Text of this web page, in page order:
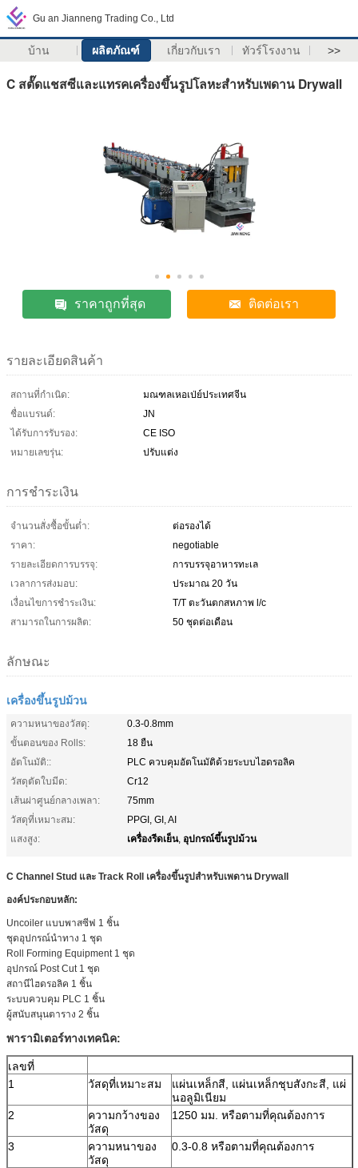
Gu an Jianneng Trading Co., Ltd
บ้าน ผลิตภัณฑ์ เกี่ยวกับเรา ทัวร์โรงงาน >>
C สตั๊ดแชสซีและแทรคเครื่องขึ้นรูปโลหะสำหรับเพดาน Drywall
ราคาถูกที่สุด ติดต่อเรา
รายละเอียดสินค้า
สถานที่กำเนิด:
มณฑลเหอเป่ย์ประเทศจีน
ชื่อแบรนด์:
JN
ได้รับการรับรอง:
CE ISO
หมายเลขรุ่น:
ปรับแต่ง
การชำระเงิน
จำนวนสั่งซื้อขั้นต่ำ:
ต่อรองได้
ราคา:
negotiable
รายละเอียดการบรรจุ:
การบรรจุอาหารทะเล
เวลาการส่งมอบ:
ประมาณ 20 วัน
เงื่อนไขการชำระเงิน:
T/T ตะวันตกสหภาพ l/c
สามารถในการผลิต:
50 ชุดต่อเดือน
ลักษณะ
เครื่องขึ้นรูปม้วน
ความหนาของวัสดุ:
0.3-0.8mm
ขั้นตอนของ Rolls:
18 ยืน
อัตโนมัติ::
PLC ควบคุมอัตโนมัติด้วยระบบไฮดรอลิค
วัสดุตัดใบมีด:
Cr12
เส้นผ่าศูนย์กลางเพลา:
75mm
วัสดุที่เหมาะสม:
PPGI, GI, AI
แสงสูง:
เครื่องรีดเย็น, อุปกรณ์ขึ้นรูปม้วน
C Channel Stud และ Track Roll เครื่องขึ้นรูปสำหรับเพดาน Drywall
องค์ประกอบหลัก:
Uncoiler แบบพาสซีฟ 1 ชิ้น
ชุดอุปกรณ์นำทาง 1 ชุด
Roll Forming Equipment 1 ชุด
อุปกรณ์ Post Cut 1 ชุด
สถานีไฮดรอลิค 1 ชิ้น
ระบบควบคุม PLC 1 ชิ้น
ผู้สนับสนุนตาราง 2 ชิ้น
พารามิเตอร์ทางเทคนิค:
เลขที่
1
วัสดุที่เหมาะสม
แผ่นเหล็กสี, แผ่นเหล็กชุบสังกะสี, แผ่
นอลูมิเนียม
2
ความกว้างของ
วัสดุ
1250 มม. หรือตามที่คุณต้องการ
3
ความหนาของ
วัสดุ
0.3-0.8 หรือตามที่คุณต้องการ